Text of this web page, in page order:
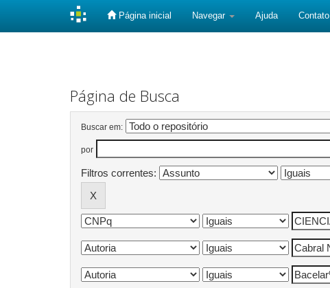
Página inicial Navegar Ajuda Contato
Página de Busca
Buscar em:
por
Filtros correntes: